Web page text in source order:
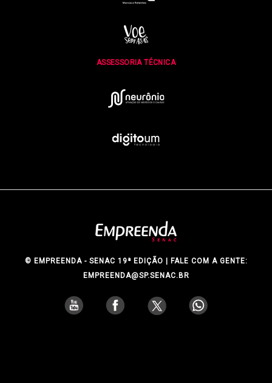
ASSESSORIA TÉCNICA
© EMPREENDA - SENAC 19ª EDIÇÃO | FALE COM A GENTE:
EMPREENDA@SP.SENAC.BR